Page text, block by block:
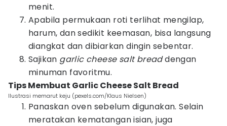
menit.
Apabila permukaan roti terlihat mengilap,
harum, dan sedikit keemasan, bisa langsung
diangkat dan dibiarkan dingin sebentar.
Sajikan garlic cheese salt breaddengan
minuman favoritmu.
Tips Membuat Garlic Cheese Salt Bread
Ilustrasi memarut keju (pexels.com/Klaus Nielsen)
Panaskan oven sebelum digunakan. Selain
meratakan kematangan isian, juga